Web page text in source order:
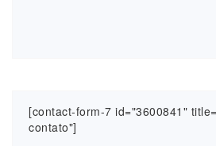
[contact-form-7 id="3600841"
contato"]